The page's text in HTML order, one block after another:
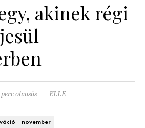
akinek régi
olvasás ELLE
november